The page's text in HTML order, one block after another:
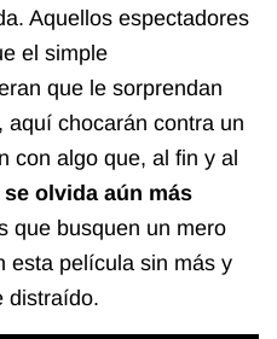
Aquellos espectadores
el simple
que le sorprendan
aquí chocarán contra un
con algo que, al fin y al
olvida aún más
que busquen un mero
esta película sin más y
distraído.